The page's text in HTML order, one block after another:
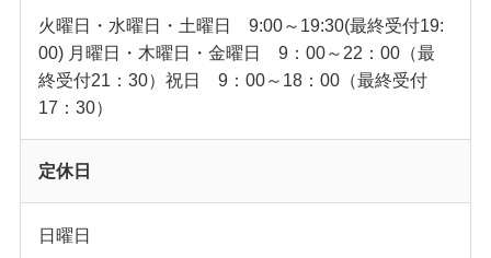
火曜日・水曜日・土曜日 9:00～19:30(最終受付19:
00) 月曜日・木曜日・金曜日 9：00～22：00（最
終受付21：30）祝日 9：00～18：00（最終受付
17：30）
定休日
日曜日